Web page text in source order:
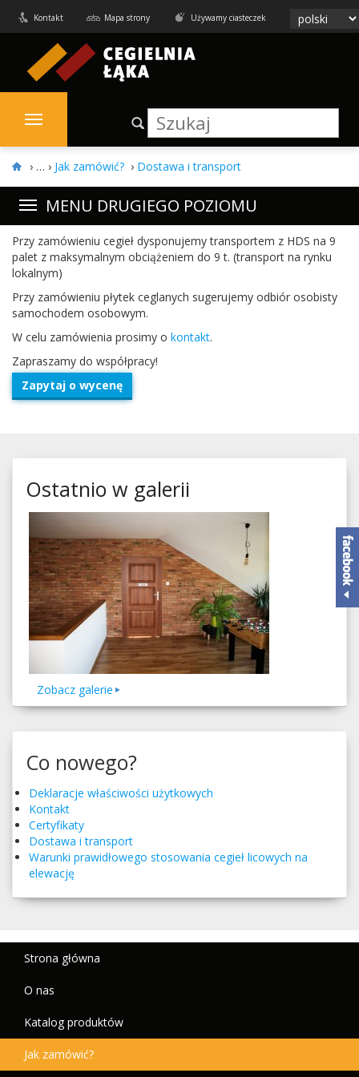
Używamy ciasteczek
Mapa strony
Kontakt
› Jak zamówić? › Dostawa i transport
MENU DRUGIEGO POZIOMU
Przy zamówie­niu cegieł dys­ponu­jemy trans­portem z HDS na 9
palet z maksy­mal­nym obciąże­niem do 9 t. (trans­port na rynku
lokalnym)
Przy zamówie­niu płytek ceglanych sugeru­jemy odbiór oso­bisty
samo­cho­dem osobowym.
W celu zamówienia prosimy o kon­takt.
Zapraszamy do współpracy!
Zapy­taj o wycenę
Ostatnio w galerii
Zobacz galerie
Co nowego?
Deklaracje właściwości użytkowych
Kontakt
Certyfikaty
Dostawa i transport
Warunki praw­idłowego stosowa­nia cegieł licowych na
elewację
Strona główna
O nas
Katalog produktów
Jak zamówić?